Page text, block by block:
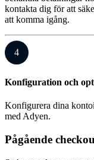
kontakta dig för att
att komma igång.
4
Konfiguration och
Konfigurera dina
med Adyen.
Pågående